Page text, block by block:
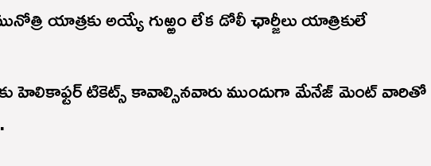
యాత్రకు అయ్యే గుఱ్ఱం లేక డోలీ ఛార్జీలు యాత్రికులే
హెలికాఫ్టర్ టికెట్స్ కావాల్సినవారు ముందుగా మేనేజ్ మెంట్ వారితో